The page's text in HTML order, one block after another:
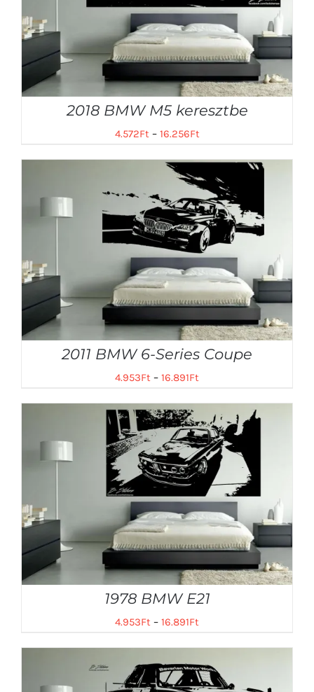
2018 BMW M5 keresztbe
4.572Ft– 16.256Ft
2011 BMW 6-Series Coupe
4.953Ft – 16.891Ft
1978 BMW E21
4.953Ft – 16.891Ft